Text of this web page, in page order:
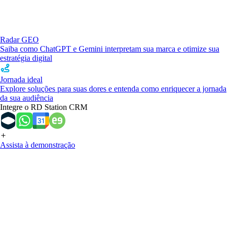
Radar GEO
Saiba como ChatGPT e Gemini interpretam sua marca e otimize sua
estratégia digital
Jornada ideal
Explore soluções para suas dores e entenda como enriquecer a jornada
da sua audiência
Integre o RD Station CRM
Assista à demonstração